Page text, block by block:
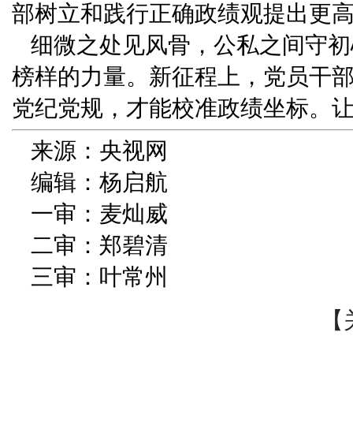
部树立和践行正确政绩观提出更
细微之处见风骨，公私之间守
榜样的力量。新征程上，党员干
党纪党规，才能校准政绩坐标。
来源：央视网
编辑：杨启航
一审：麦灿威
二审：郑碧清
三审：叶常州